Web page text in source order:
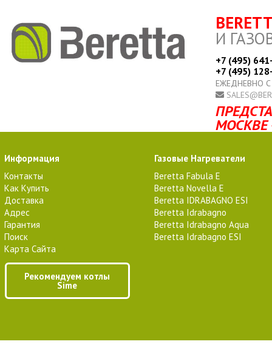
И
+7 (495)
+7 (495)
ЕЖЕДНЕВНО
МОСКВЕ
Информация
Контакты
Как Купить
Доставка
Адрес
Гарантия
Поиск
Карта Сайта
Рекомендуем котлы
Sime
Газовые Нагреватели
Beretta Fabula E
Beretta Novella E
Beretta IDRABAGNO ESI
Beretta Idrabagno
Beretta Idrabagno Aqua
Beretta Idrabagno ESI